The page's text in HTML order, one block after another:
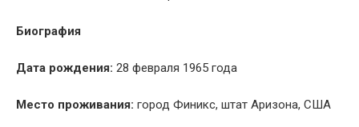
Биография
Дата рождения: 28 февраля 1965 года
Место проживания: город Финикс, штат Аризона, США